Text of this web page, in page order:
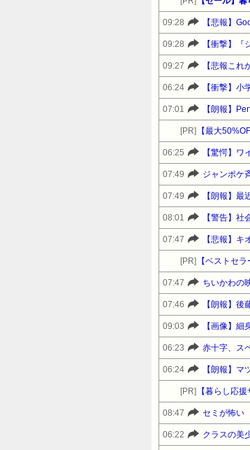
09:28 【悲報】
09:28 【衝撃】
09:27 【悲報こ
06:24
07:01 【朗報】
[PR] 【最大
06:25 【驚愕】
07:49 ジャンポケ
07:49 【朗報】
08:01 【警告】
07:47 【悲報】
[PR] 【ベストセ
07:47 ちいかわの
07:46 【朗報】
09:03 【画像】
06:23 赤十字、ス
06:24 【朗報】
[PR]
08:47 セミが怖い
06:22 クラスの美